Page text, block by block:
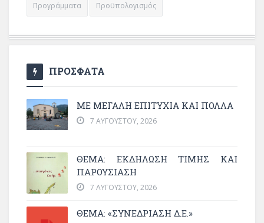
Προγράμματα Προϋπολογισμός
ΠΡΟΣΦΑΤΑ
ΜΕ ΜΕΓΆΛΗ ΕΠΙΤΥΧΊΑ ΚΑΙ ΠΟΛΛΆ
7 ΑΥΓΟΎΣΤΟΥ, 2026
ΘΈΜΑ: ΕΚΔΉΛΩΣΗ ΤΙΜΉΣ ΚΑΙ
ΠΑΡΟΥΣΊΑΣΗ
7 ΑΥΓΟΎΣΤΟΥ, 2026
ΘΕΜΑ: «ΣΥΝΕΔΡΊΑΣΗ Δ.Ε.»